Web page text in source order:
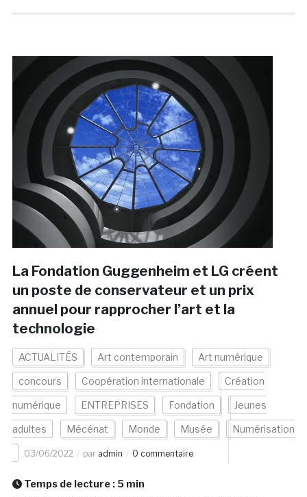
La Fondation Guggenheim et LG créent
un poste de conservateur et un prix
annuel pour rapprocher l’art et la
technologie
ACTUALITÉS Art contemporain Art numérique
concours Coopération internationale Création
numérique ENTREPRISES Fondation Jeunes
adultes Mécénat Monde Musée Numérisation
03/06/2022 par admin 0 commentaire
Temps de lecture : 5 min